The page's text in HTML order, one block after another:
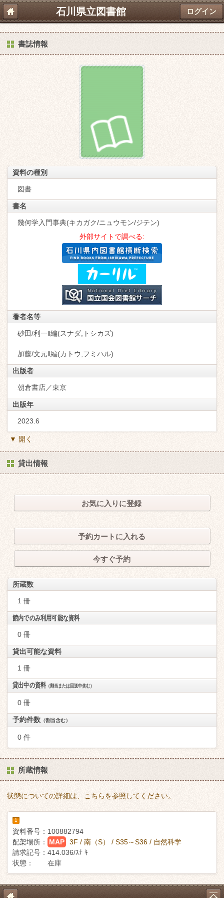
石川県立図書館 ログイン
書誌情報
資料の種別
図書
書名
幾何学入門事典(キカガク/ニュウモン/ジテン)
外部サイトで調べる:
著者名等
砂田/利一‖編(スナダ,トシカズ)
加藤/文元‖編(カトウ,フミハル)
出版者
朝倉書店／東京
出版年
2023.6
▼ 開く
貸出情報
お気に入りに登録
予約カートに入れる
今すぐ予約
所蔵数
1 冊
館内でのみ利用可能な資料
0 冊
貸出可能な資料
1 冊
貸出中の資料（割当または回送中含む）
0 冊
予約件数 （割当含む）
0 件
所蔵情報
状態についての詳細は、こちらを参照してください。
1
資料番号： 100882794
配架場所：
MAP
3F / 南（S） / S35～S36 / 自然科学
請求記号： 414.036/ｽﾅ ｷ
状態：
在庫